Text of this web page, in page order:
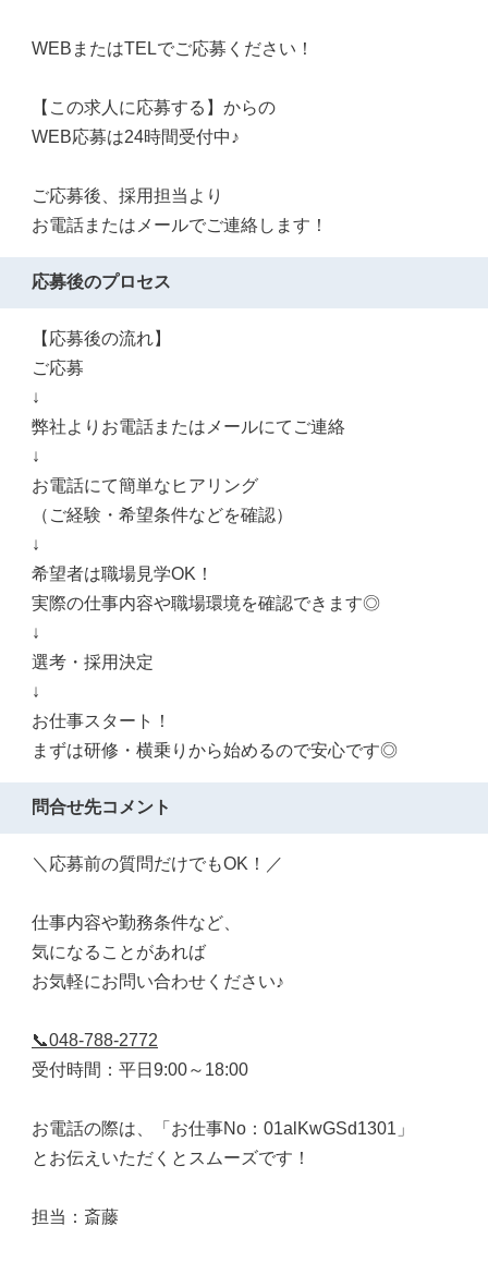
WEBまたはTELでご応募ください！
【この求人に応募する】からの
WEB応募は24時間受付中♪
ご応募後、採用担当より
お電話またはメールでご連絡します！
応募後のプロセス
【応募後の流れ】
ご応募
↓
弊社よりお電話またはメールにてご連絡
↓
お電話にて簡単なヒアリング
（ご経験・希望条件などを確認）
↓
希望者は職場見学OK！
実際の仕事内容や職場環境を確認できます◎
↓
選考・採用決定
↓
お仕事スタート！
まずは研修・横乗りから始めるので安心です◎
問合せ先コメント
＼応募前の質問だけでもOK！／
仕事内容や勤務条件など、
気になることがあれば
お気軽にお問い合わせください♪
📞048-788-2772
受付時間：平日9:00～18:00
お電話の際は、「お仕事No：01alKwGSd1301」
とお伝えいただくとスムーズです！
担当：斎藤